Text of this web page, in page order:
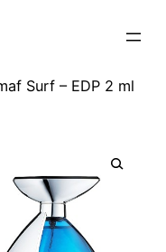
Surf – EDP 2 ml